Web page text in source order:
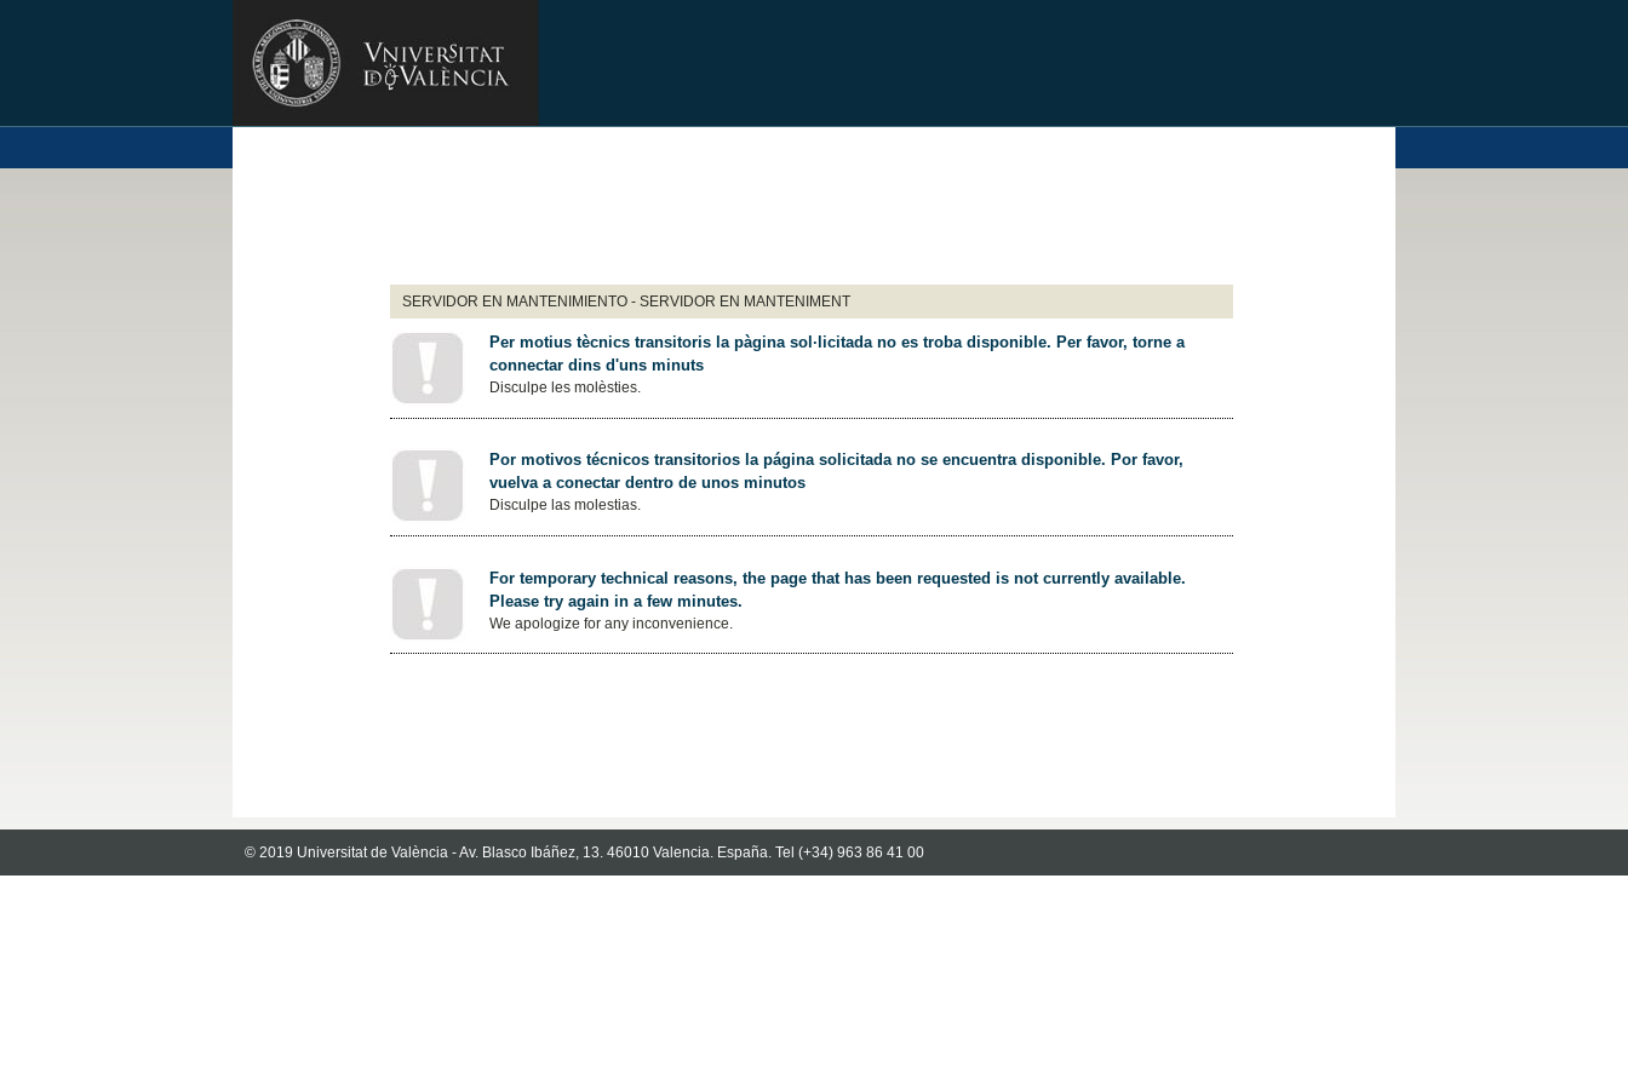
SERVIDOR EN MANTENIMIENTO - SERVIDOR EN MANTENIMENT
Per motius tècnics transitoris la pàgina sol·licitada no es troba disponible. Per favor, torne a
connectar dins d'uns minuts
Disculpe les molèsties.
Por motivos técnicos transitorios la página solicitada no se encuentra disponible. Por favor,
vuelva a conectar dentro de unos minutos
Disculpe las molestias.
For temporary technical reasons, the page that has been requested is not currently available.
Please try again in a few minutes.
We apologize for any inconvenience.
© 2019 Universitat de València - Av. Blasco Ibáñez, 13. 46010 Valencia. España. Tel (+34) 963 86 41 00